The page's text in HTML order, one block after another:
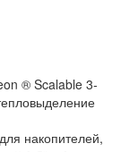
® Scalable 3-
накопителей,